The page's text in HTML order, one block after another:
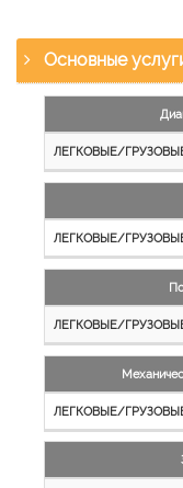
Основные
работы
Легковые
и
Грузовые
автомобили